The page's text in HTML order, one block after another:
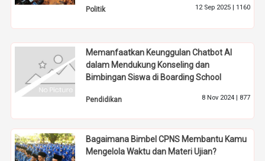
Politik 12 Sep 2025 | 1160
Memanfaatkan Keunggulan Chatbot AI
dalam Mendukung Konseling dan
Bimbingan Siswa di Boarding School
Pendidikan 8 Nov 2024 | 877
Bagaimana Bimbel CPNS Membantu Kamu
Mengelola Waktu dan Materi Ujian?